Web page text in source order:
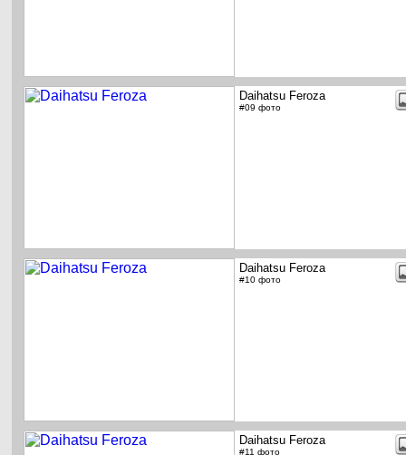
Daihatsu Feroza
#09 фото
Daihatsu Feroza
#10 фото
Daihatsu Feroza
#11 фото